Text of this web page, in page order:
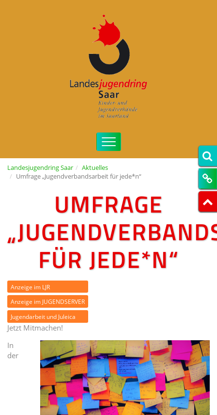
Landesjugendring Saar
Aktuelles
Umfrage „Jugendverbandsarbeit für jede*n“
UMFRAGE
FÜR JEDE*N“
Anzeige im LJR
Anzeige im JUGENDSERVER
Jugendarbeit und Juleica
Jetzt Mitmachen!
In
der